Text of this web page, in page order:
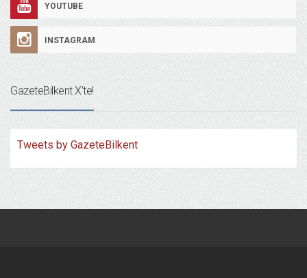
YOUTUBE
INSTAGRAM
GazeteBilkent X’te!
Tweets by GazeteBilkent